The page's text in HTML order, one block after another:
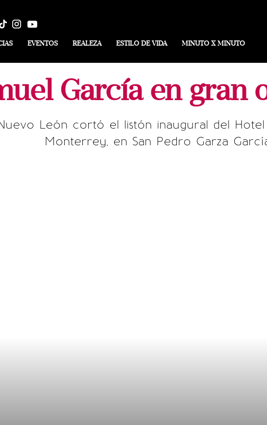
EVENTOS REALEZA ESTILO DE VIDA MINUTO X MINUTO
García en gran
León cortó el listón inaugural del
Monterrey, en San Pedro Garza